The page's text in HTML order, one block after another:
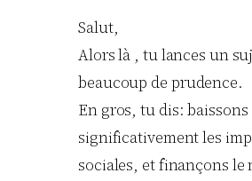
Salut,
Alors là , tu lances un
beaucoup de prudence.
En gros, tu dis: baissons
significativement les
sociales, et finançons le